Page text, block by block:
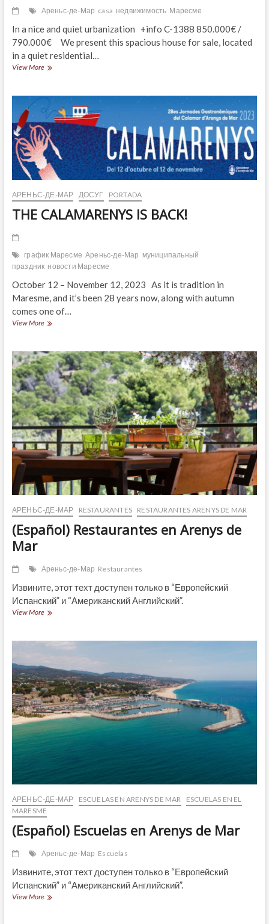
Ареньс-де-Мар casa недвижимость Маресме
In a nice and quiet urbanization +info C-1388 850.000€ /
790.000€ We present this spacious house for sale, located
in a quiet residential…
View MoreSpacious
four
winds
in
Arenys
de
Mar
АРЕНЬС-ДЕ-МАР ДОСУГ PORTADA
THE CALAMARENYS IS BACK!
график Маресме Ареньс-де-Мар муниципальный
праздник новости Маресме
October 12 – November 12, 2023 As it is tradition in
Maresme, and it’s been 28 years now, along with autumn
comes one of…
View MoreTHE
BACK!
АРЕНЬС-ДЕ-МАР RESTAURANTES RESTAURANTES ARENYS DE MAR
(Español) Restaurantes en Arenys de
Mar
Ареньс-де-Мар Restaurantes
Извините, этот техт доступен только в “Европейский
Испанский” и “Американский Английский”.
View More(Español)
Arenys
Mar
АРЕНЬС-ДЕ-МАР ESCUELAS EN ARENYS DE MAR
ESCUELAS EN EL
MARESME
(Español) Escuelas en Arenys de Mar
Ареньс-де-Мар Escuelas
Извините, этот техт доступен только в “Европейский
Испанский” и “Американский Английский”.
View More(Español)